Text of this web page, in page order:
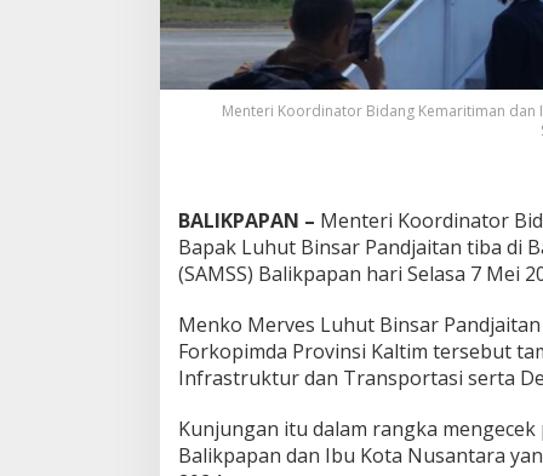
Menteri Koordinator Bidang Kemaritiman dan
BALIKPAPAN – Menteri Koordinator
Bapak Luhut Binsar Pandjaitan tiba di
(SAMSS) Balikpapan hari Selasa 7 Mei
Menko Merves Luhut Binsar
Forkopimda Provinsi Kaltim tersebut
Infrastruktur dan Transportasi serta
Kunjungan itu dalam rangka
Balikpapan dan Ibu Kota Nusantara